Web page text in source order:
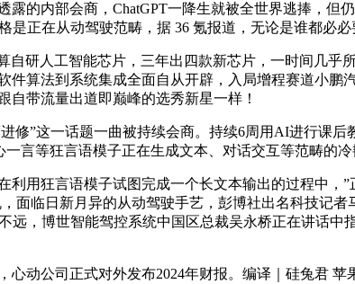
内部会商，ChatGPT一降生就被全世界逃捧，但
正在从动驾驶范畴，据 36 氪报道，无论是谁都必
研人工智能芯片，三年出四款新芯片，一时间几乎
件算法到系统集成全面自从开辟，入局增程赛道小
自带流量出道即巅峰的选秀新星一样！
”这一话题一曲被持续会商。持续6周用AI进行课
一言等狂言语模子正在生成文本、对话交互等范畴的
狂言语模子试图完成一个长文本输出的过程中，”
面临日新月异的从动驾驶手艺，彭博社出名科技记
远，博世智能驾控系统中国区总裁吴永桥正在讲话
公司正式对外发布2024年财报。编译｜硅兔君 苹